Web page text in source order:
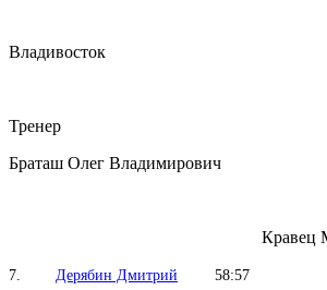
Владивосток
Тренер
Браташ Олег Владимирович
Кравец
7. Дерябин Дмитрий
58:57